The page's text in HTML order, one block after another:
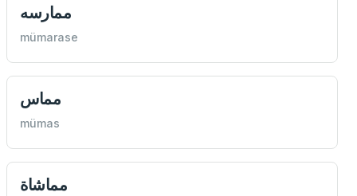
ممارسه
mümarase
مماس
mümas
مماشاة